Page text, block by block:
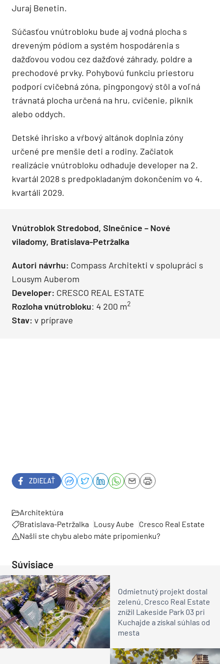
Juraj Benetin.
Súčasťou vnútrobloku bude aj vodná plocha s
dreveným pódiom a systém hospodárenia s
dažďovou vodou cez dažďové záhrady, poldre a
prechodové prvky. Pohybovú funkciu priestoru
podporí cvičebná zóna, pingpongový stôl a voľná
trávnatá plocha určená na hru, cvičenie, piknik
alebo oddych.
Detské ihrisko a vŕbový altánok doplnia zóny
určené pre menšie deti a rodiny. Začiatok
realizácie vnútrobloku odhaduje developer na 2.
kvartál 2028 s predpokladaným dokončením vo 4.
kvartáli 2029.
Vnútroblok Stredobod, Slnečnice – Nové
viladomy, Bratislava-Petržalka
Autori návrhu: Compass Architekti v spolupráci s
Lousym Auberom
Developer: CRESCO REAL ESTATE
Rozloha vnútrobloku: 4 200 m2
Stav: v príprave
ZDIEĽAŤ
Architektúra
Bratislava-Petržalka
Lousy Aube
Cresco Real Estate
Našli ste chybu alebo máte pripomienku?
Súvisiace
Odmietnutý projekt dostal
zelenú. Cresco Real Estate
znížil Lakeside Park 03 pri
Kuchajde a získal súhlas od
mesta